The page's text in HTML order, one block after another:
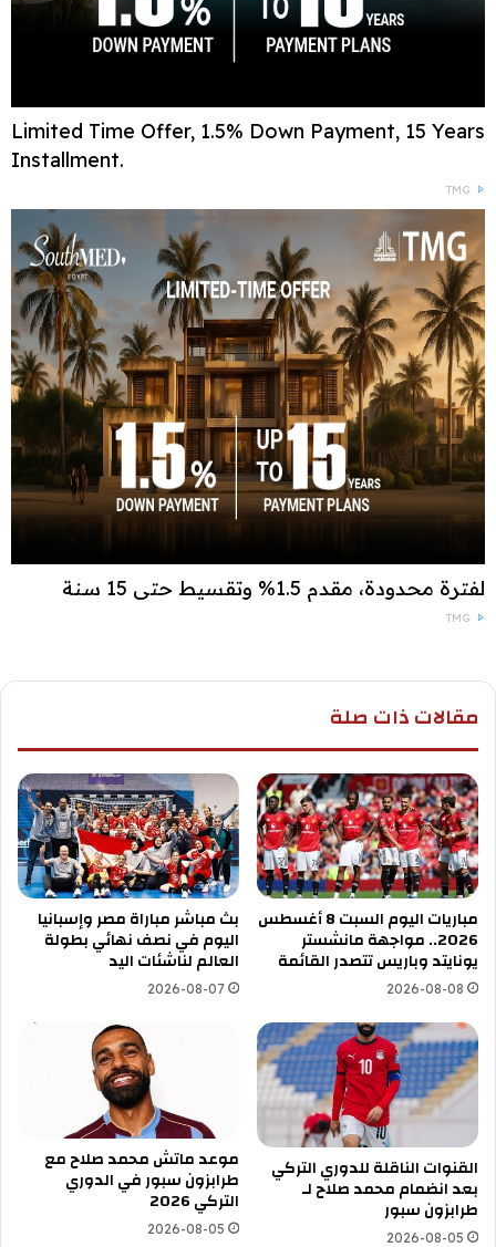
Limited Time Offer, 1.5% Down Payment, 15 Years
Installment.
TMG
لفترة محدودة، مقدم 1.5% وتقسيط حتى 15 سنة
TMG
مقالات ذات صلة
مباريات اليوم السبت 8 أغسطس
2026.. مواجهة مانشستر
يونايتد وباريس تتصدر القائمة
2026-08-08
بث مباشر مباراة مصر وإسبانيا
اليوم في نصف نهائي بطولة
العالم لناشئات اليد
2026-08-07
القنوات الناقلة للدوري التركي
بعد انضمام محمد صلاح لـ
طرابزون سبور
2026-08-05
موعد ماتش محمد صلاح مع
طرابزون سبور في الدوري
التركي 2026
2026-08-05